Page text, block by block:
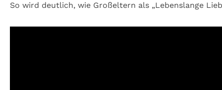
So wird deutlich, wie Großeltern als „Lebenslange